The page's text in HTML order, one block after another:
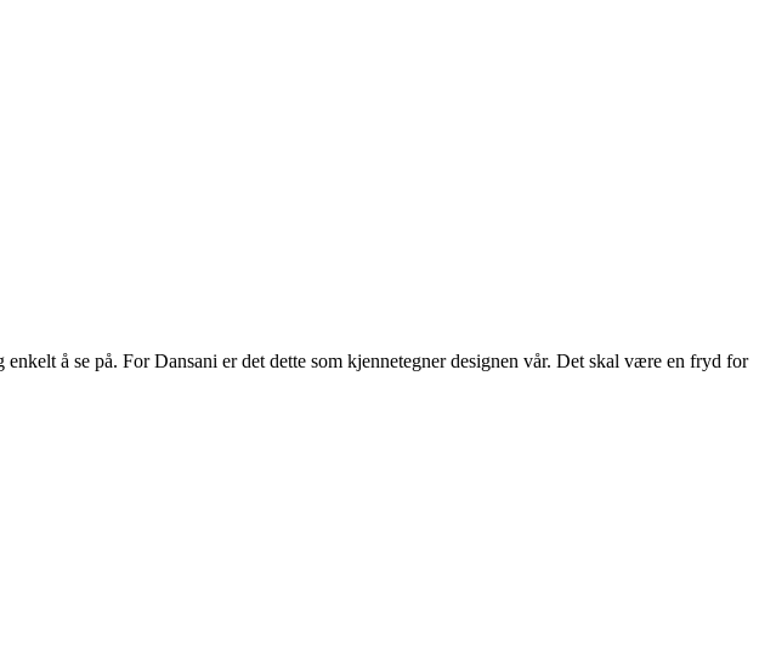
å se på. For Dansani er det dette som kjennetegner designen vår. Det skal være en fryd for